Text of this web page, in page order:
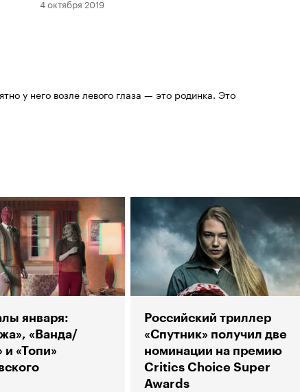
4 октября 2019
у него возле левого глаза — это родинка. Это
января:
«Ванда/
«Топи»
Российский триллер
«Спутник» получил две
номинации на премию
Critics Choice Super
Awards